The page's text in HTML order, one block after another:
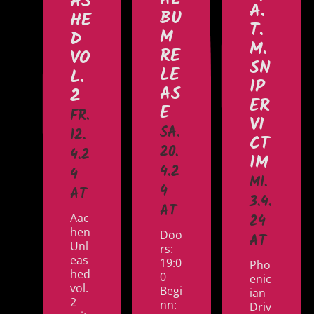
HE
D
VO
L.
2
FR.
12.
4.2
4
AT
Aac
hen
Unl
eas
hed
vol.
2
BU
M
RE
LE
AS
E
SA.
20.
4.2
4
AT
Doo
rs:
19:0
0
Begi
nn:
A.
T.
M.
SN
IP
ER
VI
CT
IM
MI.
3.4.
24
AT
Pho
enic
ian
Driv